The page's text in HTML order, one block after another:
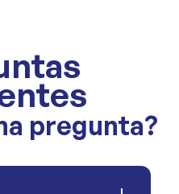
pregunta?